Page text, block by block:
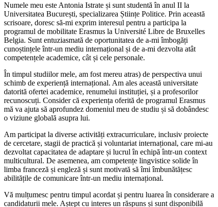
Numele meu este Antonia Istrate și sunt studentă în anul II la
Universitatea București, specializarea Științe Politice. Prin această
scrisoare, doresc să-mi exprim interesul pentru a participa la
programul de mobilitate Erasmus la Université Libre de Bruxelles
Belgia. Sunt entuziasmată de oportunitatea de a-mi îmbogăți
cunoștințele într-un mediu internațional și de a-mi dezvolta atât
competențele academice, cât și cele personale.
În timpul studiilor mele, am fost mereu atras) de perspectiva unui
schimb de experiență internațional. Am ales această universitate
datorită ofertei academice, renumelui instituției, și a profesorilor
recunoscuți. Consider că experiența oferită de programul Erasmus
mă va ajuta să aprofundez domeniul meu de studiu și să dobândesc
o viziune globală asupra lui.
Am participat la diverse activități extracurriculare, inclusiv proiecte
de cercetare, stagii de practică și voluntariat internațional, care mi-au
dezvoltat capacitatea de adaptare și lucrul în echipă într-un context
multicultural. De asemenea, am competențe lingvistice solide în
limba franceză și engleză și sunt motivată să îmi îmbunătățesc
abilitățile de comunicare într-un mediu internațional.
Vă mulțumesc pentru timpul acordat și pentru luarea în considerare a
candidaturii mele. Aștept cu interes un răspuns și sunt disponibilă